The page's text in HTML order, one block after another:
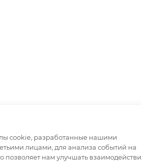
cookie, разработанные нашими
лицами, для анализа событий на
позволяет нам улучшать